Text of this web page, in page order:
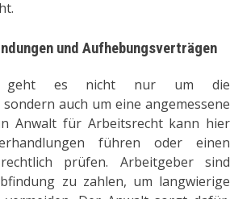
und Aufhebungsverträgen
geht es nicht nur um die
auch um eine angemessene
Anwalt für Arbeitsrecht kann hier
führen oder einen
prüfen. Arbeitgeber sind
zu zahlen, um langwierige